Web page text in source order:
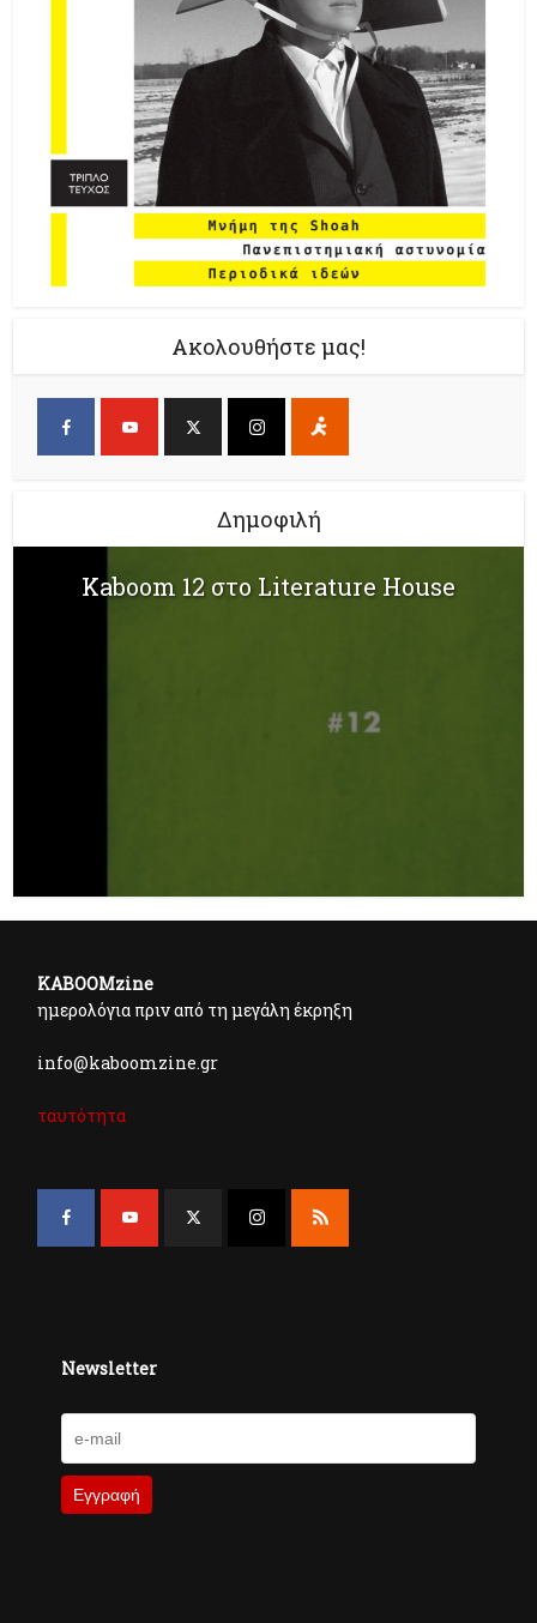
Ακολουθήστε μας!
Δημοφιλή
Kaboom 12 στο Literature House
KABOOMzine
ημερολόγια πριν από τη μεγάλη έκρηξη
info@kaboomzine.gr
ταυτότητα
Newsletter